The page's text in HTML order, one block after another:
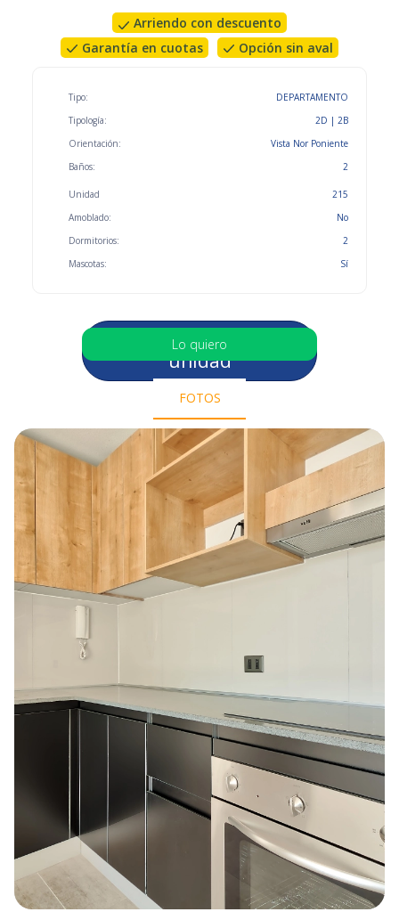
Arriendo con descuento
Garantía en cuotas
Opción sin aval
Tipo:
Tipología:
Orientación:
Baños:
DEPARTAMENTO
2D | 2B
Vista Nor Poniente
2
Unidad
Amoblado:
Dormitorios:
Mascotas:
215
No
2
Sí
Selecciona otra
unidad
Lo quiero
FOTOS